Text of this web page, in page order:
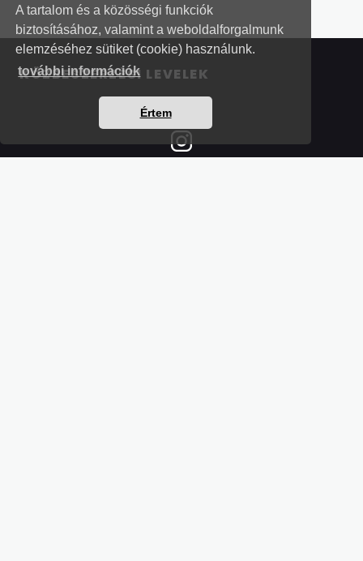
A tartalom és a közösségi funkciók
biztosításához, valamint a weboldalforgalmunk
elemzéséhez sütiket (cookie) használunk.
további információk
Értem
KÖZBESZERZÉSI LEVELEK